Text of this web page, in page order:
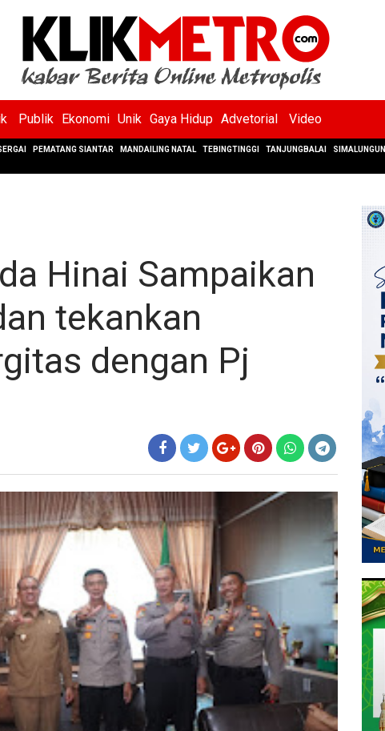
Publik Ekonomi Unik Gaya Hidup Advetorial Video
PEMATANG SIANTAR MANDAILING NATAL TEBINGTINGGI TANJUNGBALAI SIMALUNGUN
Hinai Sampaikan
tekankan
dengan Pj